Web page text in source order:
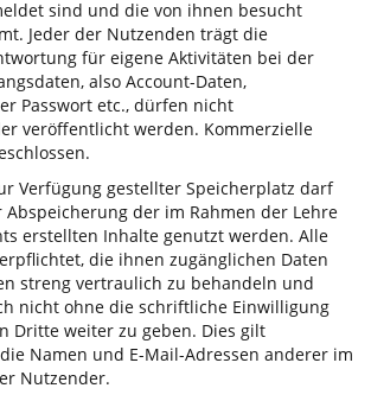
sind und die von ihnen besucht
Jeder der Nutzenden trägt die
für eigene Aktivitäten bei der
also Account-Daten,
Passwort etc., dürfen nicht
veröffentlicht werden. Kommerzielle
Verfügung gestellter Speicherplatz darf
der im Rahmen der Lehre
erstellten Inhalte genutzt werden. Alle
die ihnen zugänglichen Daten
streng vertraulich zu behandeln und
nicht ohne die schriftliche Einwilligung
Dritte weiter zu geben. Dies gilt
Namen und E-Mail-Adressen anderer im
Nutzender.